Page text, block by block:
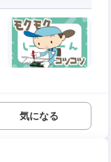
気になる